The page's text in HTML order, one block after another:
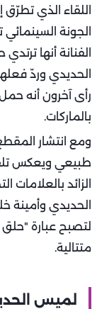
اللقاء الذي
الجونة
الفنانة أنها
الحديدي وردّ
رأى آخرون أنه
بالماركات.
ومع انتشار
طبيعي ويعكس
الزائد
الحديدي وأمينة
لتصبح عبارة
متتالية.
لميس